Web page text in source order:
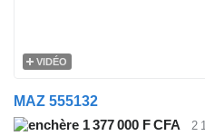
VIDÉO
MAZ 555132
1 377 000 F CFA
2